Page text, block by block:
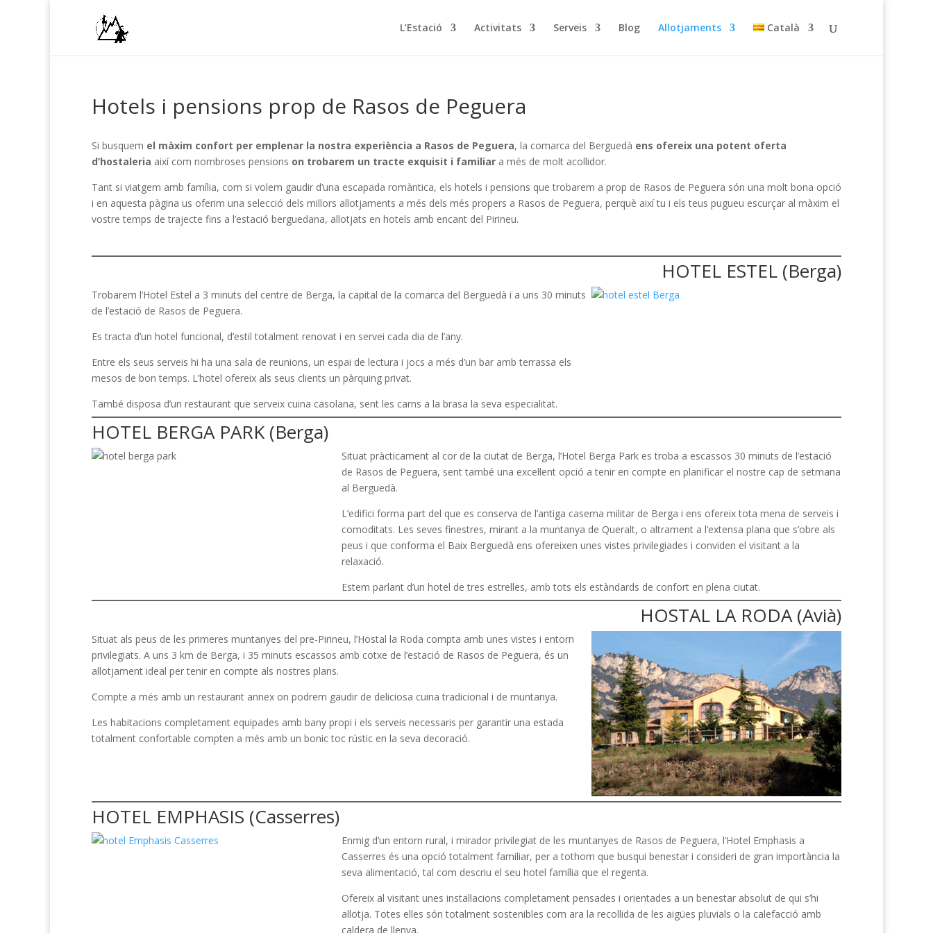
L’Estació Activitats Serveis Blog Allotjaments Català
Hotels i pensions prop de Rasos de Peguera
Si busquem el màxim confort per emplenar la nostra experiència a Rasos de Peguera, la comarca del Berguedà ens ofereix una potent oferta
d’hostaleria així com nombroses pensions on trobarem un tracte exquisit i familiar a més de molt acollidor.
Tant si viatgem amb família, com si volem gaudir d’una escapada romàntica, els hotels i pensions que trobarem a prop de Rasos de Peguera són una molt bona opció
i en aquesta pàgina us oferim una selecció dels millors allotjaments a més dels més propers a Rasos de Peguera, perquè així tu i els teus pugueu escurçar al màxim el
vostre temps de trajecte fins a l’estació berguedana, allotjats en hotels amb encant del Pirineu.
HOTEL ESTEL (Berga)
Trobarem l’Hotel Estel a 3 minuts del centre de Berga, la capital de la comarca del Berguedà i a uns 30 minuts
de l’estació de Rasos de Peguera.
Es tracta d’un hotel funcional, d’estil totalment renovat i en servei cada dia de l’any.
Entre els seus serveis hi ha una sala de reunions, un espai de lectura i jocs a més d’un bar amb terrassa els
mesos de bon temps. L’hotel ofereix als seus clients un pàrquing privat.
També disposa d’un restaurant que serveix cuina casolana, sent les carns a la brasa la seva especialitat.
HOTEL BERGA PARK (Berga)
Situat pràcticament al cor de la ciutat de Berga, l’Hotel Berga Park es troba a escassos 30 minuts de l’estació
de Rasos de Peguera, sent també una excel·lent opció a tenir en compte en planificar el nostre cap de setmana
al Berguedà.
L’edifici forma part del que es conserva de l’antiga caserna militar de Berga i ens ofereix tota mena de serveis i
comoditats. Les seves finestres, mirant a la muntanya de Queralt, o altrament a l’extensa plana que s’obre als
peus i que conforma el Baix Berguedà ens ofereixen unes vistes privilegiades i conviden el visitant a la
relaxació.
Estem parlant d’un hotel de tres estrelles, amb tots els estàndards de confort en plena ciutat.
HOSTAL LA RODA (Avià)
Situat als peus de les primeres muntanyes del pre-Pirineu, l’Hostal la Roda compta amb unes vistes i entorn
privilegiats. A uns 3 km de Berga, i 35 minuts escassos amb cotxe de l’estació de Rasos de Peguera, és un
allotjament ideal per tenir en compte als nostres plans.
Compte a més amb un restaurant annex on podrem gaudir de deliciosa cuina tradicional i de muntanya.
Les habitacions completament equipades amb bany propi i els serveis necessaris per garantir una estada
totalment confortable compten a més amb un bonic toc rústic en la seva decoració.
HOTEL EMPHASIS (Casserres)
Enmig d’un entorn rural, i mirador privilegiat de les muntanyes de Rasos de Peguera, l’Hotel Emphasis a
Casserres és una opció totalment familiar, per a tothom que busqui benestar i consideri de gran importància la
seva alimentació, tal com descriu el seu hotel família que el regenta.
Ofereix al visitant unes instal·lacions completament pensades i orientades a un benestar absolut de qui s’hi
allotja. Totes elles són totalment sostenibles com ara la recollida de les aigües pluvials o la calefacció amb
caldera de llenya.